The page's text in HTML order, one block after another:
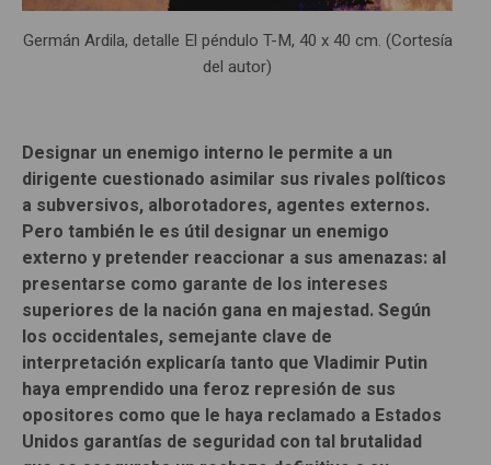
Germán Ardila, detalle El péndulo T-M, 40 x 40 cm. (Cortesía
del autor)
Designar un enemigo interno le permite a un
dirigente cuestionado asimilar sus rivales políticos
a subversivos, alborotadores, agentes externos.
Pero también le es útil designar un enemigo
externo y pretender reaccionar a sus amenazas: al
presentarse como garante de los intereses
superiores de la nación gana en majestad. Según
los occidentales, semejante clave de
interpretación explicaría tanto que Vladimir Putin
haya emprendido una feroz represión de sus
opositores como que le haya reclamado a Estados
Unidos garantías de seguridad con tal brutalidad